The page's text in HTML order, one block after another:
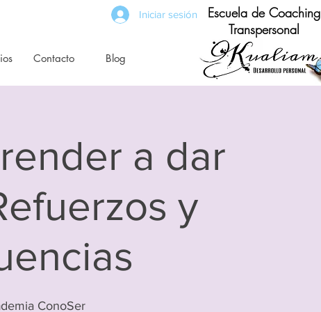
Escuela de Coaching
Transpersonal
Iniciar sesión
Contacto Blog
a dar
y
ConoSer